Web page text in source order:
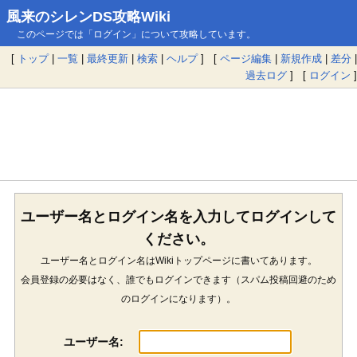
風来のシレンDS攻略Wiki
このページでは「ログイン」について攻略しています。
[ トップ| 一覧 | 最終更新 | 検索 | ヘルプ] [ ページ編集 | 新規作成 | 差分 |
過去ログ ] [ ログイン ]
ユーザー名とログイン名を入力してログインして
ください。
ユーザー名とログイン名はWikiトップページに書いてあります。
会員登録の必要はなく、誰でもログインできます（スパム投稿回避のため
のログインになります）。
ユーザー名: